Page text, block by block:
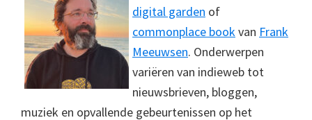
digital garden of
commonplace bookvan Frank
Meeuwsen. Onderwerpen
variëren van indieweb tot
nieuwsbrieven, bloggen,
muziek en opvallende gebeurtenissen op het